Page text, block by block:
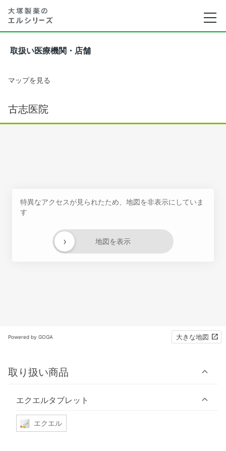
取扱い医療機関・店舗
マップを見る
古志医院
特異なアクセスが見られたため、地図を非表示にしていま
す
地図を表示
›
Powered by GOGA 大きな地図
取り扱い商品
エクエルタブレット
エクエル